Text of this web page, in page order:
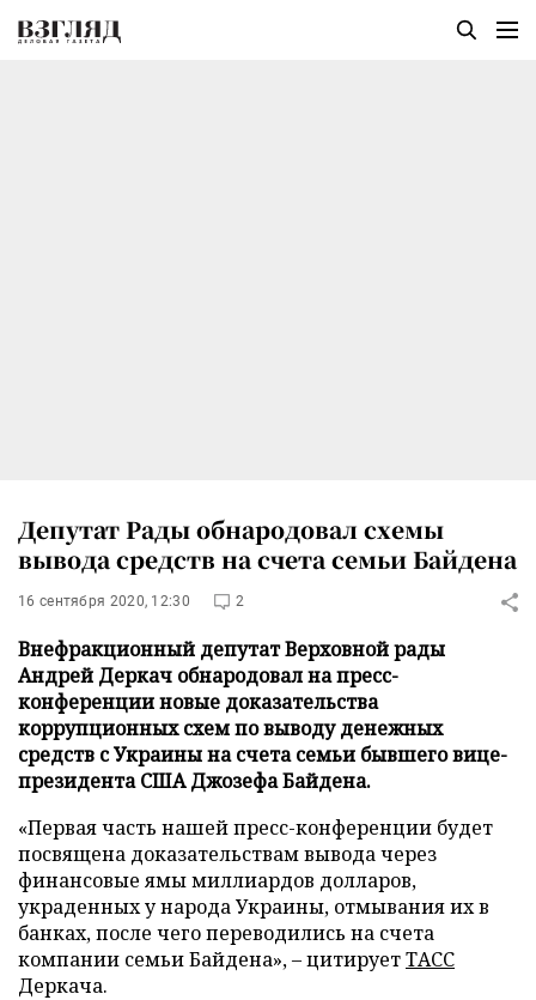
Депутат Рады обнародовал схемы
вывода средств на счета семьи Байдена
16 сентября 2020, 12:30 2
Внефракционный депутат Верховной рады
Андрей Деркач обнародовал на пресс-
конференции новые доказательства
коррупционных схем по выводу денежных
средств с Украины на счета семьи бывшего вице-
президента США Джозефа Байдена.
«Первая часть нашей пресс-конференции будет
посвящена доказательствам вывода через
финансовые ямы миллиардов долларов,
украденных у народа Украины, отмывания их в
банках, после чего переводились на счета
компании семьи Байдена», – цитируетТАСС
Деркача.